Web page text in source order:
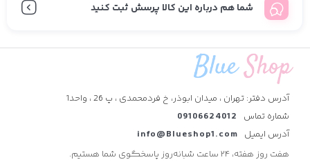
شما هم درباره این کالا پرسش ثبت کنید
آدرس دفتر: تهران ، میدان ابوذر، خ فردمحمدی ، پ 26 ، واحد1
شماره تماس 09106624012
آدرس ایمیل info@Blueshop1.com
هفت روز هفته، ۲۴ ساعت شبانه‌روز پاسخگوی شما هستیم.